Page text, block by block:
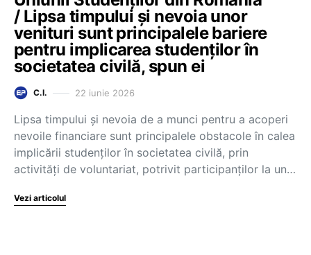
/ Lipsa timpului și nevoia unor
venituri sunt principalele bariere
pentru implicarea studenților în
societatea civilă, spun ei
C.I. 22 iunie 2026
Lipsa timpului și nevoia de a munci pentru a acoperi
nevoile financiare sunt principalele obstacole în calea
implicării studenților în societatea civilă, prin
activități de voluntariat, potrivit participanților la un…
Vezi articolul